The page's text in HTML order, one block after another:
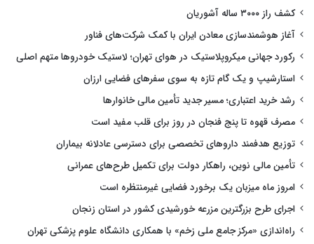
کشف راز ۳۰۰۰ ساله آشوریان
آغاز هوشمندسازی معادن ایران با کمک شرکت‌های فناور
رکورد جهانی میکروپلاستیک در هوای تهران؛ لاستیک خودروها متهم اصلی
استارشیپ و یک گام تازه به سوی سفرهای فضایی ارزان
رشد خرید اعتباری؛ مسیر جدید تأمین مالی خانوارها
مصرف قهوه تا پنج فنجان در روز برای قلب مفید است
توزیع هدفمند داروهای تخصصی برای دسترسی عادلانه بیماران
تأمین مالی نوین، راهکار دولت برای تکمیل طرح‌های عمرانی
امروز ماه میزبان یک برخورد فضایی غیرمنتظره است
اجرای طرح بزرگترین مزرعه خورشیدی کشور در استان زنجان
راه‌اندازی «مرکز جامع ملی زخم» با همکاری دانشگاه علوم پزشکی تهران